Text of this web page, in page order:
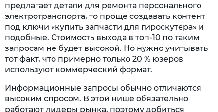
предлагает детали для ремонта персонального
электротранспорта, то проще создавать контент
под ключи «купить запчасти для гироскутера» и
подобные. Стоимость выхода в топ-10 по таким
запросам не будет высокой. Но нужно учитывать
тот факт, что примерно только 20 % юзеров
используют коммерческий формат.
Информационные запросы обычно отличаются
высоким спросом. В этой нише обязательно
работают лидеры рынка, поэтому добиться